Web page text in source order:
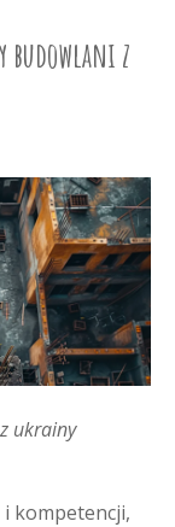
budowlani z
ukrainy
kompetencji,